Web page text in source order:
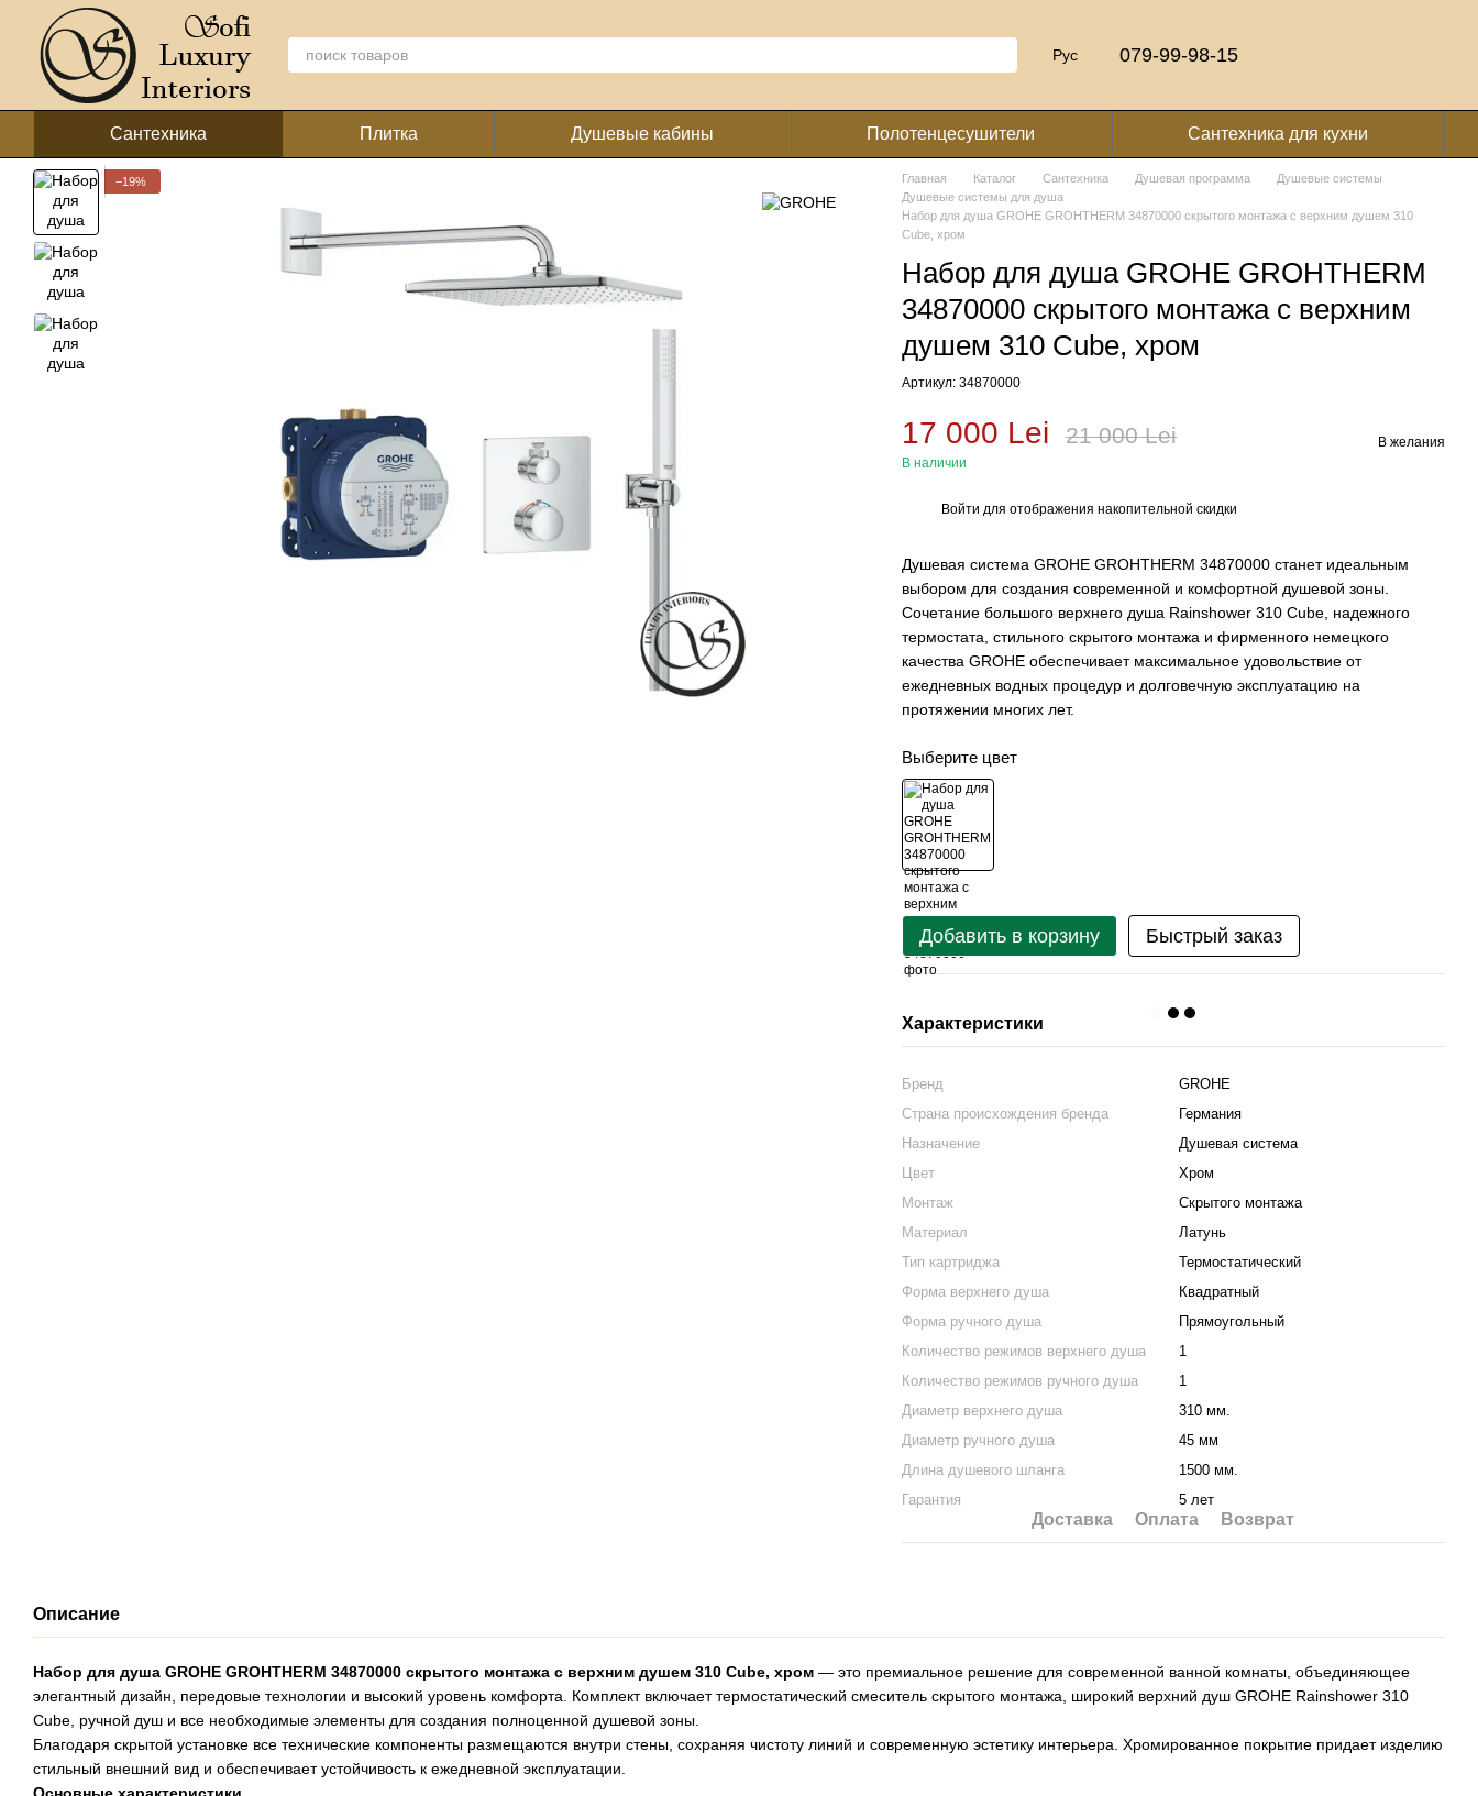
Перейти к основному контенту
Рус 079-99-98-15
Сантехника Плитка Душевые кабины Полотенцесушители Сантехника для кухни
−19% Главная Каталог Сантехника Душевая программа
Душевые системы
Душевые системы для душа
Набор для душа GROHE GROHTHERM 34870000 скрытого монтажа с верхним душем 310
Cube, хром
Набор для душа GROHE GROHTHERM
34870000 скрытого монтажа с верхним
душем 310 Cube, хром
Артикул: 34870000
17 000 Lei 21 000 Lei
В наличии
В желания
Войти для отображения накопительной скидки
Душевая система GROHE GROHTHERM 34870000 станет идеальным
выбором для создания современной и комфортной душевой зоны.
Сочетание большого верхнего душа Rainshower 310 Cube, надежного
термостата, стильного скрытого монтажа и фирменного немецкого
качества GROHE обеспечивает максимальное удовольствие от
ежедневных водных процедур и долговечную эксплуатацию на
протяжении многих лет.
Выберите цвет
Добавить в корзину Быстрый заказ
Характеристики
Бренд
GROHE
Страна происхождения бренда
Германия
Назначение
Душевая система
Цвет
Хром
Монтаж
Скрытого монтажа
Материал
Латунь
Тип картриджа
Термостатический
Форма верхнего душа
Квадратный
Форма ручного душа
Прямоугольный
Количество режимов верхнего душа
1
Количество режимов ручного душа
1
Диаметр верхнего душа
310 мм.
Диаметр ручного душа
45 мм
Длина душевого шланга
1500 мм.
Гарантия
5 лет
Доставка Оплата Возврат
Описание
Набор для душа GROHE GROHTHERM 34870000 скрытого монтажа с верхним душем 310 Cube, хром — это премиальное решение для современной ванной комнаты, объединяющее
элегантный дизайн, передовые технологии и высокий уровень комфорта. Комплект включает термостатический смеситель скрытого монтажа, широкий верхний душ GROHE Rainshower 310
Cube, ручной душ и все необходимые элементы для создания полноценной душевой зоны.
Благодаря скрытой установке все технические компоненты размещаются внутри стены, сохраняя чистоту линий и современную эстетику интерьера. Хромированное покрытие придает изделию
стильный внешний вид и обеспечивает устойчивость к ежедневной эксплуатации.